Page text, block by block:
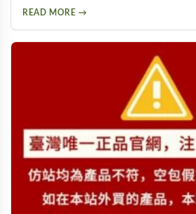
READ MORE →